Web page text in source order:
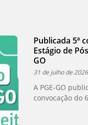
Publicada 5ª
Estágio de
GO
31 de julho de 2026
A PGE-GO
convocação do